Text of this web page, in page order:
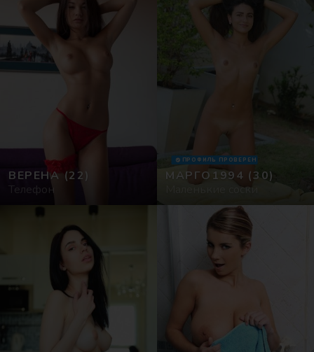
ВЕРЕНА (22)
Телефон
МАРГО1994 (30)
Маленькие соски
ПРОФИЛЬ ПРОВЕРЕН